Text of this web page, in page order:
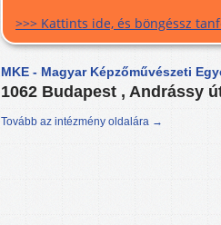
>>> Kattints ide, és böngéssz
MKE - Magyar Képzőművészeti
1062 Budapest , Andrássy
Tovább az intézmény oldalára →